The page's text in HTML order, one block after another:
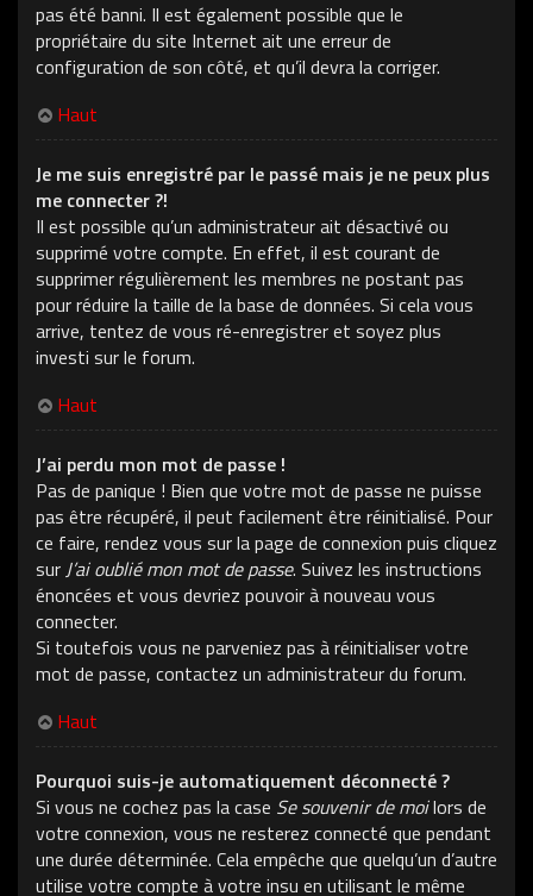
pas été banni. Il est également possible que le
propriétaire du site Internet ait une erreur de
configuration de son côté, et qu’il devra la corriger.
Haut
Je me suis enregistré par le passé mais je ne peux plus
me connecter ?!
Il est possible qu’un administrateur ait désactivé ou
supprimé votre compte. En effet, il est courant de
supprimer régulièrement les membres ne postant pas
pour réduire la taille de la base de données. Si cela vous
arrive, tentez de vous ré-enregistrer et soyez plus
investi sur le forum.
Haut
J’ai perdu mon mot de passe !
Pas de panique ! Bien que votre mot de passe ne puisse
pas être récupéré, il peut facilement être réinitialisé. Pour
ce faire, rendez vous sur la page de connexion puis cliquez
sur J’ai oublié mon mot de passe. Suivez les instructions
énoncées et vous devriez pouvoir à nouveau vous
connecter.
Si toutefois vous ne parveniez pas à réinitialiser votre
mot de passe, contactez un administrateur du forum.
Haut
Pourquoi suis-je automatiquement déconnecté ?
Si vous ne cochez pas la case Se souvenir de moilors de
votre connexion, vous ne resterez connecté que pendant
une durée déterminée. Cela empêche que quelqu’un d’autre
utilise votre compte à votre insu en utilisant le même